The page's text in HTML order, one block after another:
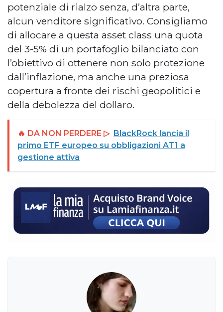
potenziale di rialzo senza, d’altra parte,
alcun venditore significativo. Consigliamo
di allocare a questa asset class una quota
del 3-5% di un portafoglio bilanciato con
l’obiettivo di ottenere non solo protezione
dall’inflazione, ma anche una preziosa
copertura a fronte dei rischi geopolitici e
della debolezza del dollaro.
🔥 DA NON PERDERE ▷ BlackRock lancia il
primo ETF europeo su obbligazioni AT1 a
gestione attiva